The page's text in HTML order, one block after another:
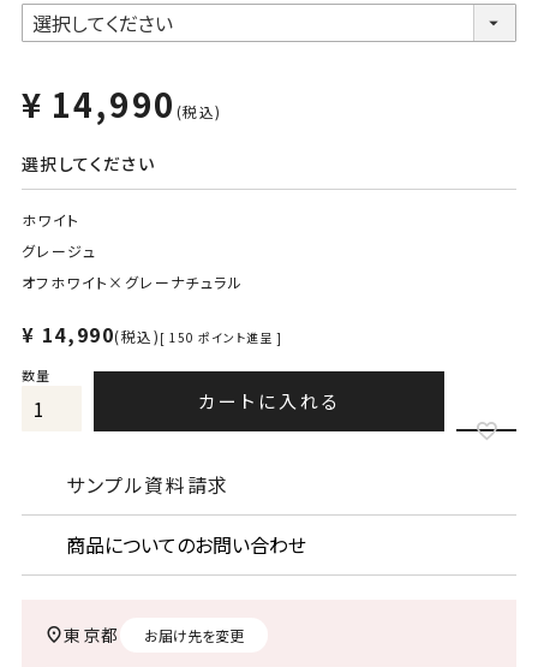
¥ 14,990 税込
選択してください
ホワイト
グレージュ
オフホワイト×グレーナチュラル
¥ 14,990 税込 [ 150 ポイント進呈 ]
カートに入れる
サンプル資料請求
商品についてのお問い合わせ
東京都 お届け先を変更